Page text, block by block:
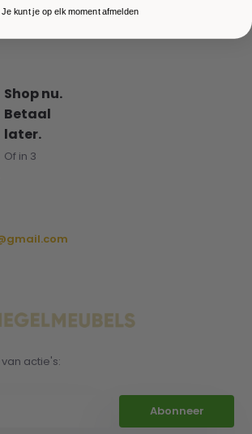
Shop nu.
Betaal
later.
Of in 3
actie's:
Abonneer
Je kunt je op elk moment afmelden